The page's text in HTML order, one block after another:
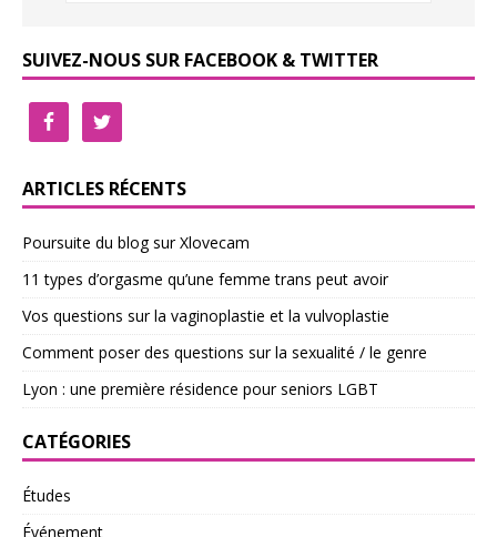
SUIVEZ-NOUS SUR FACEBOOK & TWITTER
ARTICLES RÉCENTS
Poursuite du blog sur Xlovecam
11 types d’orgasme qu’une femme trans peut avoir
Vos questions sur la vaginoplastie et la vulvoplastie
Comment poser des questions sur la sexualité / le genre
Lyon : une première résidence pour seniors LGBT
CATÉGORIES
Études
Événement